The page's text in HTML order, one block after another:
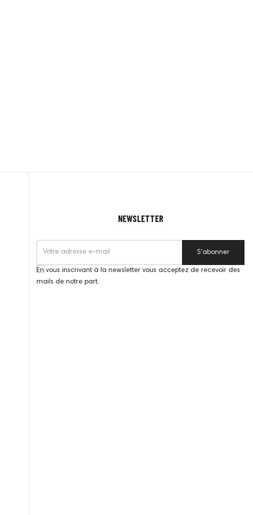
NEWSLETTER
S'abonner
En vous inscrivant à la newsletter vous acceptez de recevoir des
mails de notre part.